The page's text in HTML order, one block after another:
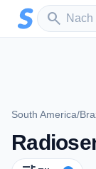
Zum Hauptinhalt
search
Sender
South America/